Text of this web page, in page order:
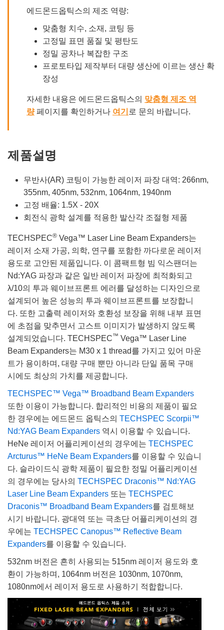
에드몬드옵틱스의 제조 역량:
맞춤형 치수, 소재, 코팅 등
고정밀 표면 품질 및 평탄도
정밀 공차나 복잡한 구조
프로토타입 제작부터 대량 생산에 이르는 생산 확
장성
자세한 내용은 에드몬드옵틱스의 맞춤형 제조 역
량페이지를 확인하거나 여기 로 문의 바랍니다.
제품설명
무반사(AR) 코팅이 가능한 레이저 파장 대역: 266nm,
355nm, 405nm, 532nm, 1064nm, 1940nm
고정 배율: 1.5X - 20X
회전식 광학 설계를 적용한 발산각 조절형 제품
TECHSPEC® Vega™ Laser Line Beam Expanders는
레이저 소재 가공, 의학, 연구를 포함한 까다로운 레이저
용도로 고안된 제품입니다. 이 콤팩트형 빔 익스팬더는
Nd:YAG 파장과 같은 일반 레이저 파장에 최적화되고
λ/10의 투과 웨이브프론트 에러를 달성하는 디자인으로
설계되어 높은 성능의 투과 웨이브프론트를 보장합니
다. 또한 고출력 레이저와 호환성 보장을 위해 내부 표면
에 초점을 맞추면서 고스트 이미지가 발생하지 않도록
설계되었습니다. TECHSPEC™ Vega™ Laser Line
Beam Expanders는 M30 x 1 thread를 가지고 있어 마운
트가 용이하며, 대량 구매 뿐만 아니라 단일 품목 구매
시에도 최상의 가치를 제공합니다.
TECHSPEC™ Vega™ Broadband Beam Expanders
또한 이용이 가능합니다. 합리적인 비용의 제품이 필요
한 경우에는 에드몬드 옵틱스의 TECHSPEC Scorpii™
Nd:YAG Beam Expanders 역시 이용할 수 있습니다.
HeNe 레이저 어플리케이션의 경우에는 TECHSPEC
Arcturus™ HeNe Beam Expanders를 이용할 수 있습니
다. 슬라이드식 광학 제품이 필요한 정밀 어플리케이션
의 경우에는 당사의 TECHSPEC Draconis™ Nd:YAG
Laser Line Beam Expanders 또는 TECHSPEC
Draconis™ Broadband Beam Expanders를 검토해보
시기 바랍니다. 광대역 또는 극초단 어플리케이션의 경
우에는 TECHSPEC Canopus™ Reflective Beam
Expanders를 이용할 수 있습니다.
532nm 버전은 흔히 사용되는 515nm 레이저 용도와 호
환이 가능하며, 1064nm 버전은 1030nm, 1070nm,
1080nm에서 레이저 용도로 사용하기 적합합니다.